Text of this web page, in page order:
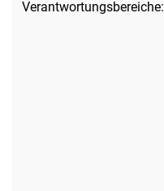
Verantwortungsbereiche: